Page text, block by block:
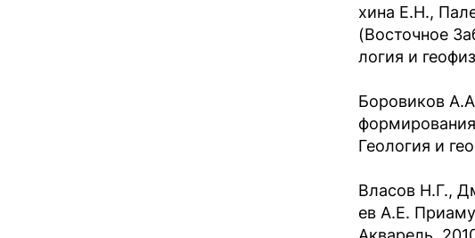
хина Е.Н.,
(Восточное
логия и
Боровиков
Геология и
Власов Н.Г.,
ев А.Е.